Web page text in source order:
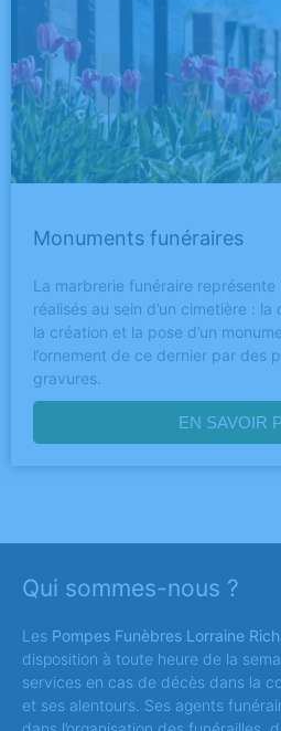
Monuments funéraires
La marbrerie funéraire représente
réalisés au sein d’un cimetière : la
la création et la pose d’un
l’ornement de ce dernier par des
gravures.
EN SAVOIR
Qui sommes-nous ?
Les Pompes Funèbres Lorraine
disposition à toute heure de la
services en cas de décès dans la
et ses alentours. Ses agents